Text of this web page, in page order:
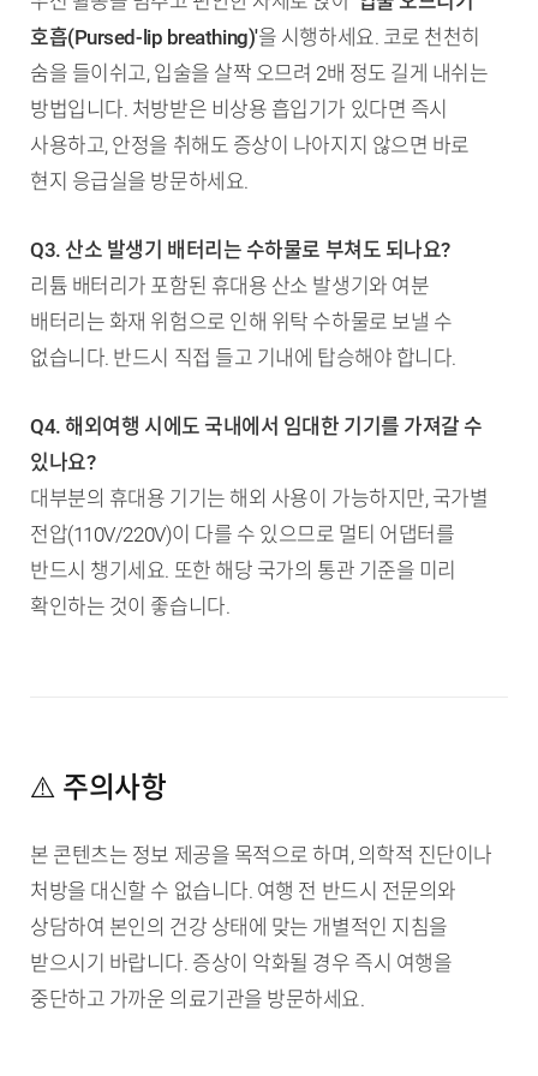
호흡(Pursed-lip breathing)'을 시행하세요. 코로 천천히
숨을 들이쉬고, 입술을 살짝 오므려 2배 정도 길게 내쉬는
방법입니다. 처방받은 비상용 흡입기가 있다면 즉시
사용하고, 안정을 취해도 증상이 나아지지 않으면 바로
현지 응급실을 방문하세요.
Q3. 산소 발생기 배터리는 수하물로 부쳐도 되나요?
리튬 배터리가 포함된 휴대용 산소 발생기와 여분
배터리는 화재 위험으로 인해 위탁 수하물로 보낼 수
없습니다. 반드시 직접 들고 기내에 탑승해야 합니다.
Q4. 해외여행 시에도 국내에서 임대한 기기를 가져갈 수
있나요?
대부분의 휴대용 기기는 해외 사용이 가능하지만, 국가별
전압(110V/220V)이 다를 수 있으므로 멀티 어댑터를
반드시 챙기세요. 또한 해당 국가의 통관 기준을 미리
확인하는 것이 좋습니다.
⚠️ 주의사항
본 콘텐츠는 정보 제공을 목적으로 하며, 의학적 진단이나
처방을 대신할 수 없습니다. 여행 전 반드시 전문의와
상담하여 본인의 건강 상태에 맞는 개별적인 지침을
받으시기 바랍니다. 증상이 악화될 경우 즉시 여행을
중단하고 가까운 의료기관을 방문하세요.